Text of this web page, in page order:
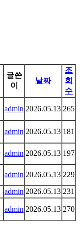
글쓴
이
날짜
조
회
수
admin 2026.05.13 265
admin 2026.05.13 181
admin 2026.05.13 197
admin 2026.05.13 229
admin 2026.05.13 231
admin 2026.05.13 270